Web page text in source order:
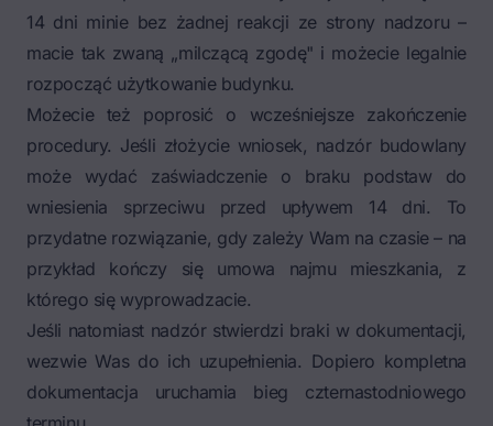
14 dni minie bez żadnej reakcji ze strony nadzoru –
macie tak zwaną „milczącą zgodę" i możecie legalnie
rozpocząć użytkowanie budynku.
Możecie też poprosić o wcześniejsze zakończenie
procedury. Jeśli złożycie wniosek, nadzór budowlany
może wydać zaświadczenie o braku podstaw do
wniesienia sprzeciwu przed upływem 14 dni. To
przydatne rozwiązanie, gdy zależy Wam na czasie – na
przykład kończy się umowa najmu mieszkania, z
którego się wyprowadzacie.
Jeśli natomiast nadzór stwierdzi braki w dokumentacji,
wezwie Was do ich uzupełnienia. Dopiero kompletna
dokumentacja uruchamia bieg czternastodniowego